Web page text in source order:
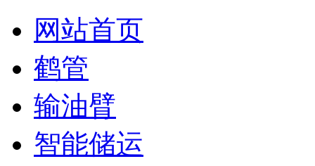
网站首页
鹤管
输油臂
智能储运